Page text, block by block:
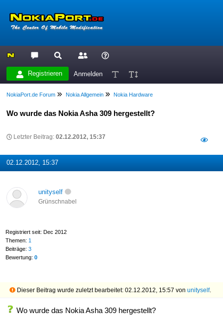
Registrieren Anmelden
NokiaPort.de Forum Nokia Allgemein Nokia Hardware
Wo wurde das Nokia Asha 309 hergestellt?
Letzter Beitrag:02.12.2012, 15:37
02.12.2012, 15:37
unityself
Grünschnabel
Registriert seit: Dec 2012
Themen: 1
Beiträge: 3
Bewertung: 0
Dieser Beitrag wurde zuletzt bearbeitet: 02.12.2012, 15:57 von unityself.
Wo wurde das Nokia Asha 309 hergestellt?